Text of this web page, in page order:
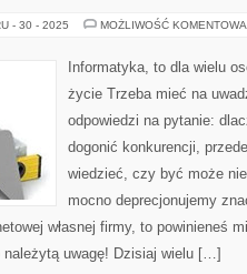
- 30 - 2025 MOŻLIWOŚĆ
Informatyka, to dla wielu
życie Trzeba mieć na
odpowiedzi na pytanie:
dogonić konkurencji,
wiedzieć, czy być może
mocno deprecjonujemy
własnej firmy, to powinieneś
uwagę! Dzisiaj wielu […]